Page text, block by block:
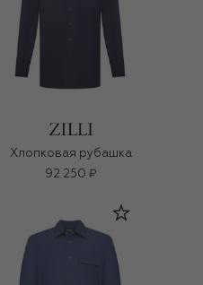
Хлопковая рубашка
92 250 ₽